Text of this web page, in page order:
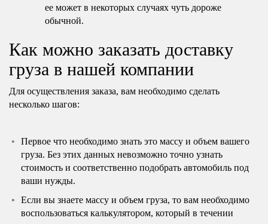
ее может в некоторых случаях чуть дороже
обычной.
Как можно заказать доставку
груза в нашей компании
Для осуществления заказа, вам необходимо сделать
несколько шагов:
Первое что необходимо знать это массу и объем вашего
груза. Без этих данных невозможно точно узнать
стоимость и соответственно подобрать автомобиль под
ваши нужды.
Если вы знаете массу и объем груза, то вам необходимо
воспользоваться калькулятором, который в течении